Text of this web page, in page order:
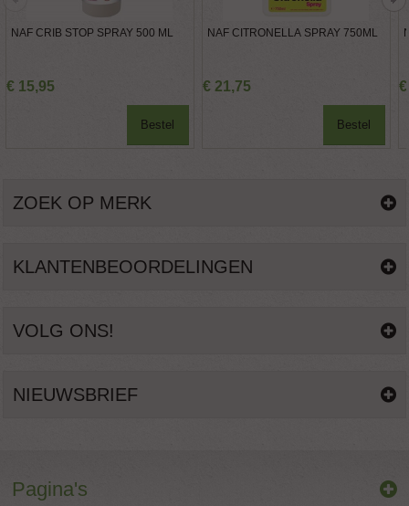
NAF CRIB STOP SPRAY 500 ML
€ 15,95
Bestel
NAF CITRONELLA SPRAY 750ML
€ 21,75
Bestel
€
ZOEK OP MERK
KLANTENBEOORDELINGEN
VOLG ONS!
NIEUWSBRIEF
Pagina's